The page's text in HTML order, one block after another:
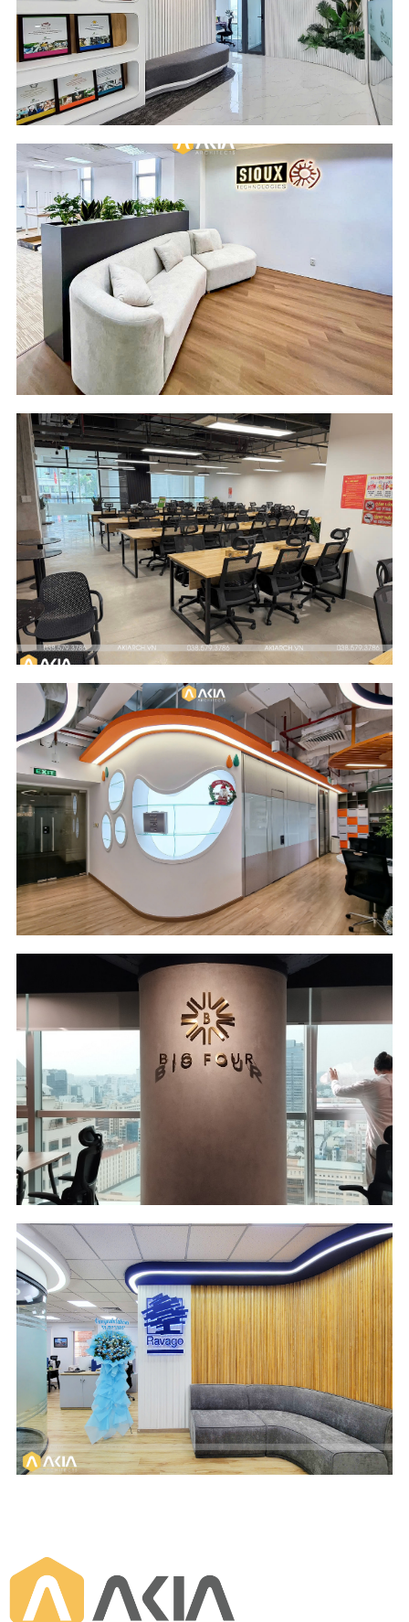
Cobi Tower 1
Building - HCM City
Food Ingredients
Scope of Work
Design and Build
Location
Do Thanh Mekong
Building - HCM City
Industry
Software
Engineering
Scope of Work
Design and Build
Area
510 m2
Location
River Garden
Building - HCM City
Industry
Digital Media and
Entertainment
Scope of Work
Design & Build
Area
177 m2
Location
Saigon Riverside
Office - HCM City
Industry
Food Ingredients
Scope of Work
Design & Build
Area
82 m2
Location
Saigon Trade
Center - HCM City
Industry
Real Estate
Scope of WorkW
Design and Build
Location
An Khanh Building -
HCM City
Area & Year
132 m2 & 2025
Industry
Plastics &
Chemicals